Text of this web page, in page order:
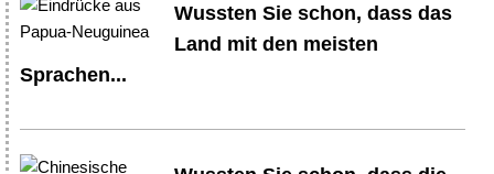
Wussten Sie schon, dass das
Land mit den meisten
Sprachen...